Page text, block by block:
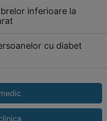
inferioare la
cu diabet